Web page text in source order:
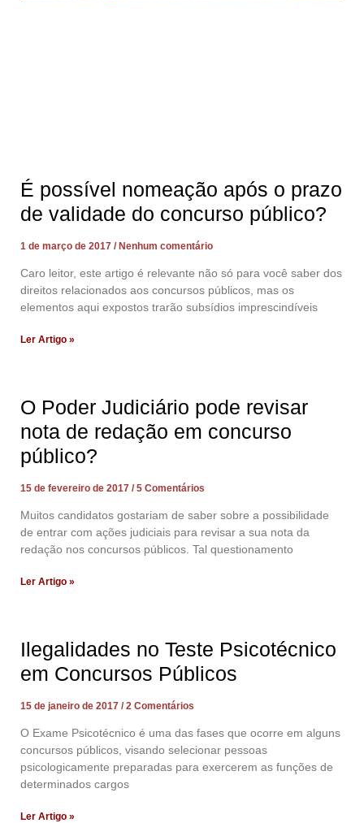
É possível nomeação após o prazo
de validade do concurso público?
1 de março de 2017 Nenhum comentário
Caro leitor, este artigo é relevante não só para você saber dos
direitos relacionados aos concursos públicos, mas os
elementos aqui expostos trarão subsídios imprescindíveis
Ler Artigo »
O Poder Judiciário pode revisar
nota de redação em concurso
público?
15 de fevereiro de 2017 5 Comentários
Muitos candidatos gostariam de saber sobre a possibilidade
de entrar com ações judiciais para revisar a sua nota da
redação nos concursos públicos. Tal questionamento
Ler Artigo »
Ilegalidades no Teste Psicotécnico
em Concursos Públicos
15 de janeiro de 2017 2 Comentários
O Exame Psicotécnico é uma das fases que ocorre em alguns
concursos públicos, visando selecionar pessoas
psicologicamente preparadas para exercerem as funções de
determinados cargos
Ler Artigo »